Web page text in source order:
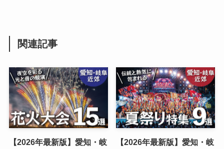
関連記事
【2026年最新版】愛知・岐
【2026年最新版】愛知・岐